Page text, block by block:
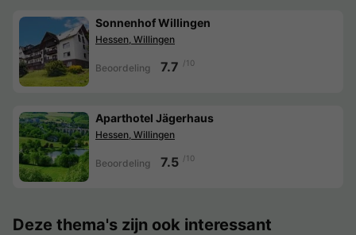
Sonnenhof Willingen
Hessen, Willingen
Beoordeling 7.7 /10
Aparthotel Jägerhaus
Hessen, Willingen
Beoordeling 7.5 /10
Deze thema's zijn ook interessant